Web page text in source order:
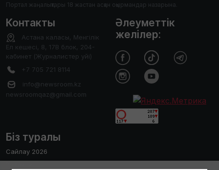
Портал жаңалықтары 18 жастан асқан оқырмандар назарына.
Контакты
Астана каласы, Менгілік
Ел кешесі, 8, 17В блок, 204-
кабинет (Журналистер уйі)
+7 705 721 8114
info@newsroom.kz
newsroomqaz@gmail.com
Біз туралы
Сайлау 2026
Әлеуметтік
желілер: